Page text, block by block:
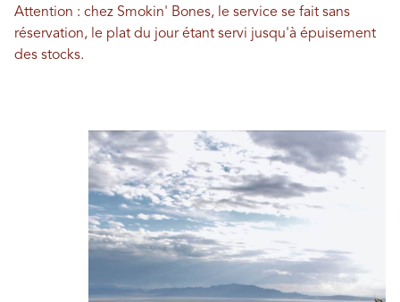
Attention : chez Smokin' Bones, le service se fait sans
réservation, le plat du jour étant servi jusqu'à épuisement
des stocks.